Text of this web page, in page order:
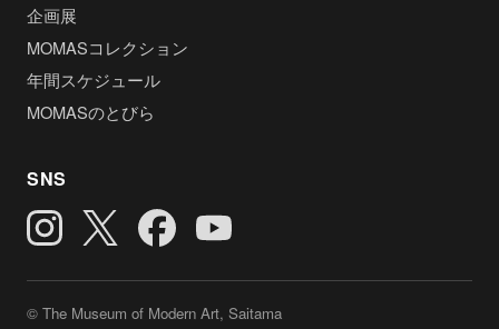
企画展
MOMASコレクション
年間スケジュール
MOMASのとびら
SNS
© The Museum of Modern Art, Saitama